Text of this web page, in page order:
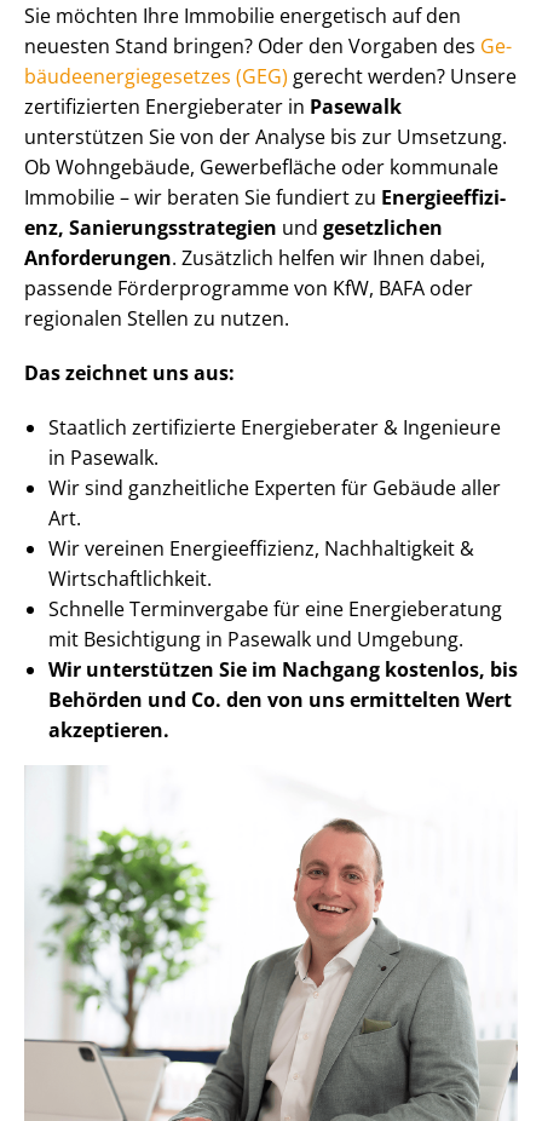
Sie möchten Ihre Immobilie energetisch auf den
neuesten Stand bringen? Oder den Vorgaben des Ge­
bäu­de­en­er­gie­ge­set­zes (GEG) gerecht werden? Unsere
zertifizierten Energieberater in Pasewalk
unterstützen Sie von der Analyse bis zur Umsetzung.
Ob Wohngebäude, Gewerbefläche oder kommunale
Immobilie – wir beraten Sie fundiert zu En­er­gie­ef­fi­zi­
enz, Sa­nie­rungs­stra­te­gien und gesetzlichen
Anforderungen. Zusätzlich helfen wir Ihnen dabei,
passende Förderprogramme von KfW, BAFA oder
regionalen Stellen zu nutzen.
Das zeichnet uns aus:
Staatlich zertifizierte Energieberater & Ingenieure
in Pasewalk.
Wir sind ganzheitliche Experten für Gebäude aller
Art.
Wir vereinen En­er­gie­ef­fi­zi­enz, Nachhaltigkeit &
Wirt­schaft­lich­keit.
Schnelle Terminvergabe für eine Energieberatung
mit Besichtigung in Pasewalk und Umgebung.
Wir unterstützen Sie im Nachgang kostenlos, bis
Behörden und Co. den von uns ermittelten Wert
akzeptieren.